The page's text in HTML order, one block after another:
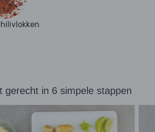
gerecht in 6 simpele stappen